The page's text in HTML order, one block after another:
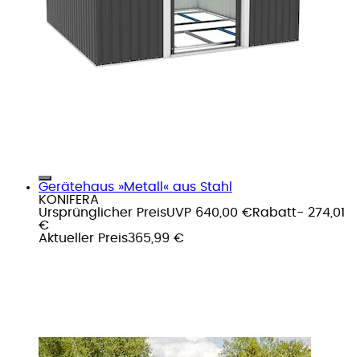
Gerätehaus »Metall« aus Stahl
KONIFERA
Ursprünglicher PreisUVP 640,00 €Rabatt- 274,01
€
Aktueller Preis365,99 €